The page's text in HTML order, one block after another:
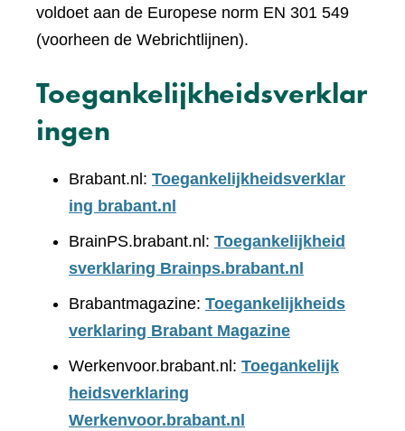
voldoet aan de Europese norm EN 301 549
(voorheen de Webrichtlijnen).
Toegankelijkheidsverklar
ingen
Brabant.nl: Toegankelijkheidsverklar
ing brabant.nl
BrainPS.brabant.nl: Toegankelijkheid
sverklaring Brainps.brabant.nl
Brabantmagazine: Toegankelijkheids
verklaring Brabant Magazine
Werkenvoor.brabant.nl: Toegankelijk
heidsverklaring
Werkenvoor.brabant.nl